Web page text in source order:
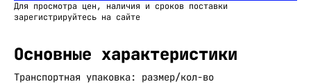
Для просмотра цен, наличия и сроков поставки
зарегистрируйтесь на сайте
Основные характеристики
Транспортная упаковка: размер/кол-во